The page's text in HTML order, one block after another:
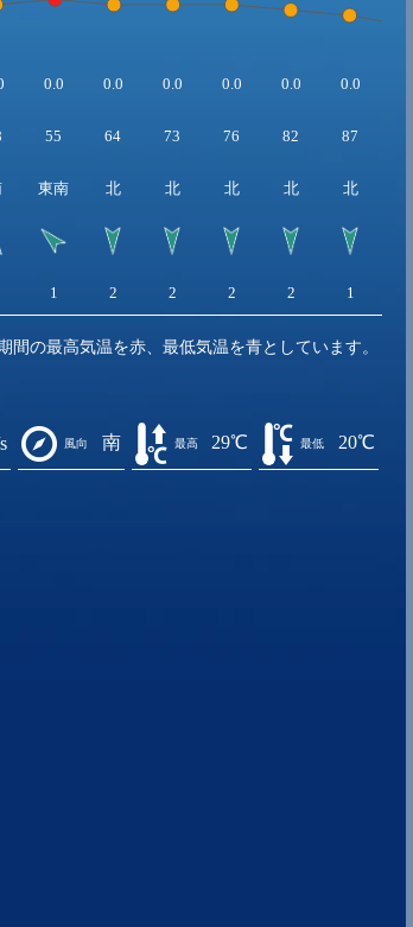
0.0 0.0 0.0 0.0 0.0 0.0
55 64 73 76 82 87
東南 北 北 北 北 北
1 2 2 2 2 1
間の最高気温を赤、最低気温を青としています。
風向 南 最高 29℃ 最低 20℃